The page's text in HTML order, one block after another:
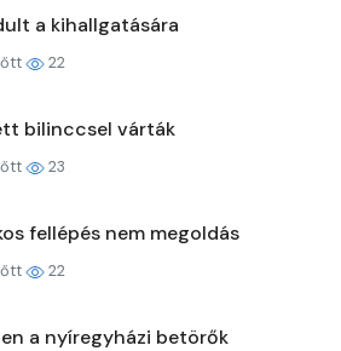
a kihallgatására
22
bilinccsel várták
23
fellépés nem megoldás
22
a nyíregyházi betörők